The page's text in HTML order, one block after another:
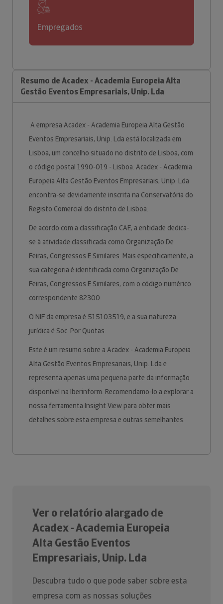
Empregados
Resumo de Acadex - Academia Europeia Alta
Gestão Eventos Empresariais, Unip. Lda
A empresa Acadex - Academia Europeia Alta Gestão
Eventos Empresariais, Unip. Lda está localizada em
Lisboa, um concelho situado no distrito de Lisboa, com
o código postal 1990-019 - Lisboa. Acadex - Academia
Europeia Alta Gestão Eventos Empresariais, Unip. Lda
encontra-se devidamente inscrita na Conservatória do
Registo Comercial do distrito de Lisboa.
De acordo com a classificação CAE, a entidade dedica-
se à atividade classificada como Organização De
Feiras, Congressos E Similares. Mais especificamente, a
sua categoria é identificada como Organização De
Feiras, Congressos E Similares, com o código numérico
correspondente 82300.
O NIF da empresa é 515103519, e a sua natureza
jurídica é Soc. Por Quotas.
Este é um resumo sobre a Acadex - Academia Europeia
Alta Gestão Eventos Empresariais, Unip. Lda e
representa apenas uma pequena parte da informação
disponível na Iberinform. Recomendamo-lo a explorar a
nossa ferramenta Insight View para obter mais
detalhes sobre esta empresa e outras semelhantes.
Ver o relatório alargado de
Acadex - Academia Europeia
Alta Gestão Eventos
Empresariais, Unip. Lda
Descubra tudo o que pode saber sobre esta
empresa com as nossas soluções